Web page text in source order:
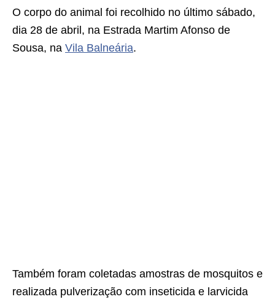
O corpo do animal foi recolhido no último sábado,
dia 28 de abril, na Estrada Martim Afonso de
Sousa, na Vila Balneária.
Também foram coletadas amostras de mosquitos e
realizada pulverização com inseticida e larvicida